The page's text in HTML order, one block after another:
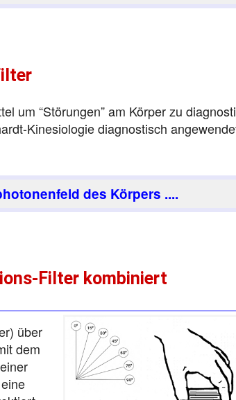
um “Störungen” am Körper zu
Kinesiologie diagnostisch
des Körpers ....
Filter kombiniert
über
dem